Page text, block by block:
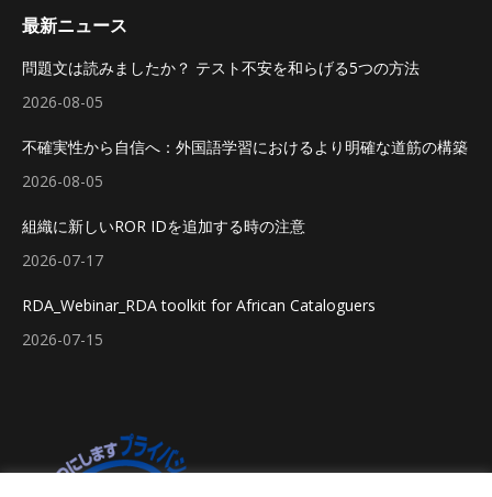
最新ニュース
問題文は読みましたか？ テスト不安を和らげる5つの方法
2026-08-05
不確実性から自信へ：外国語学習におけるより明確な道筋の構築
2026-08-05
組織に新しいROR IDを追加する時の注意
2026-07-17
RDA_Webinar_RDA toolkit for African Cataloguers
2026-07-15